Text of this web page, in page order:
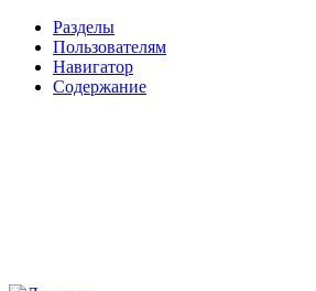
Разделы
Пользователям
Навигатор
Содержание